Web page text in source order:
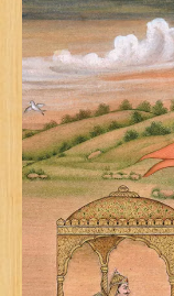
இந்த சுலோகத்தின்
கர்ம யோகம் என்பது
வருகின்ற பலன் மீது
கர்ம யோகத்தை
செய்யாமல் விட்டு
அழிவதில்லை. அது
சாதகரை மீண்டும் இந்த
கொண்டே இருக்கிறது.
ஏதேனும் தெரியாமல்
கர்ம யோகத்தின்
மோட்சத்திற்கு